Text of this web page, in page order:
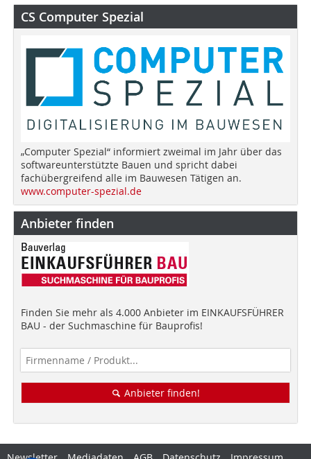
CS Computer Spezial
„Computer Spezial“ informiert zweimal im Jahr über das
softwareunterstützte Bauen und spricht dabei
fachübergreifend alle im Bauwesen Tätigen an.
www.computer-spezial.de
Anbieter finden
Finden Sie mehr als 4.000 Anbieter im EINKAUFSFÜHRER
BAU - der Suchmaschine für Bauprofis!
Anbieter finden!